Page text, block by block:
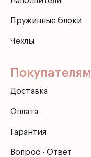
Пружинные блоки
Чехлы
Покупателям
Доставка
Оплата
Гарантия
Вопрос - Ответ